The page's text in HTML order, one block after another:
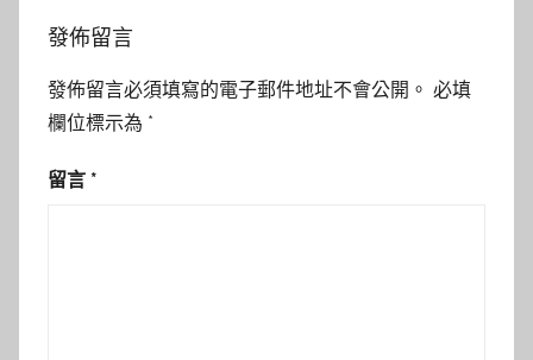
發佈留言
發佈留言必須填寫的電子郵件地址不會公開。 必填
欄位標示為 *
留言 *